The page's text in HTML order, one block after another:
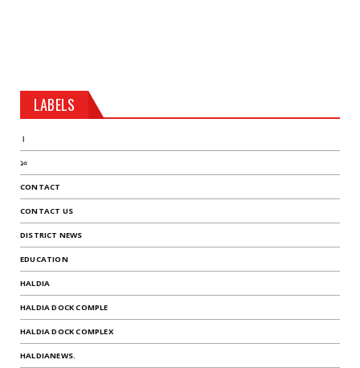
LABELS
।
১০
CONTACT
CONTACT US
DISTRICT NEWS
EDUCATION
HALDIA
HALDIA DOCK COMPLE
HALDIA DOCK COMPLEX
HALDIANEWS.